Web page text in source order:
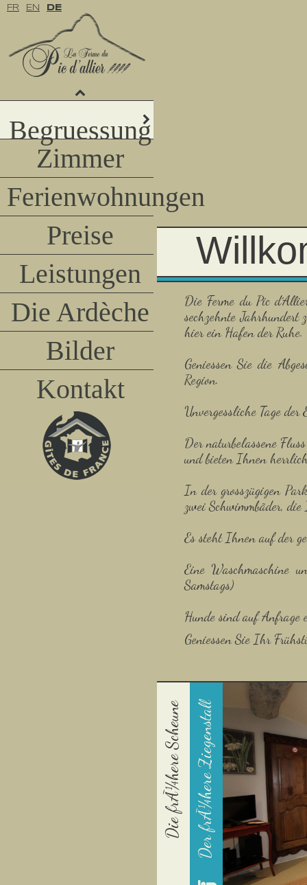
FR EN DE
Begruessung
Zimmer
Ferienwohnungen
Preise
Leistungen
Die Ardèche
Bilder
Kontakt
Die Ferme du Pic
sechzehnte Jahrhundert
hier ein Hafen der Ruhe.
Geniessen Sie die
Region.
Unvergessliche Tage
Der naturbelassene
und bieten Ihnen
In der grosszügigen
zwei Schwimmbäder,
Es steht Ihnen auf der
Eine Waschmaschine
Samstags)
Hunde sind auf Anfrage
Geniessen Sie Ihr
Die frÃ¼here ScheuneDer frÃ¼here Ziegenstall